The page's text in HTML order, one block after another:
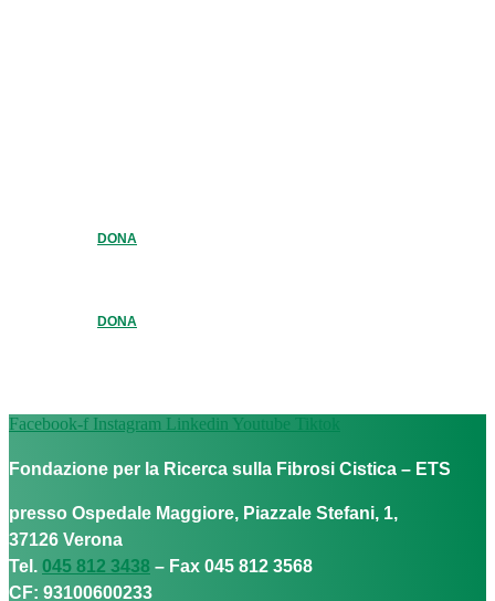
DONA
DONA
Facebook-f Instagram Linkedin Youtube Tiktok
Fondazione per la Ricerca sulla Fibrosi Cistica – ETS
presso Ospedale Maggiore, Piazzale Stefani, 1,
37126 Verona
Tel. 045 812 3438 – Fax 045 812 3568
CF: 93100600233